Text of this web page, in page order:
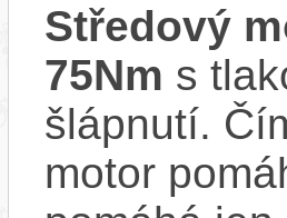
Středový
75Nm s
šlápnutí.
motor